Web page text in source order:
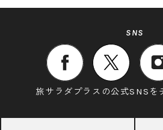
SNS
旅サラダプラスの公式SNSを